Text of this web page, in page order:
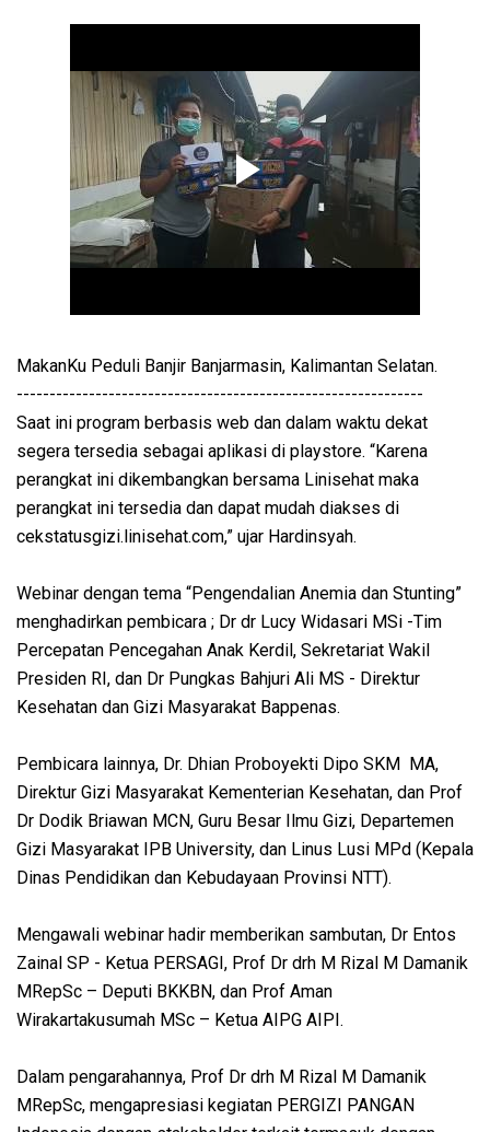
MakanKu Peduli Banjir Banjarmasin, Kalimantan Selatan.
--------------------------------------------------------------
Saat ini program berbasis web dan dalam waktu dekat
segera tersedia sebagai aplikasi di playstore. “Karena
perangkat ini dikembangkan bersama Linisehat maka
perangkat ini tersedia dan dapat mudah diakses di
cekstatusgizi.linisehat.com,” ujar Hardinsyah.
Webinar dengan tema “Pengendalian Anemia dan Stunting”
menghadirkan pembicara ; Dr dr Lucy Widasari MSi -Tim
Percepatan Pencegahan Anak Kerdil, Sekretariat Wakil
Presiden RI, dan Dr Pungkas Bahjuri Ali MS - Direktur
Kesehatan dan Gizi Masyarakat Bappenas.
Pembicara lainnya, Dr. Dhian Proboyekti Dipo SKM MA,
Direktur Gizi Masyarakat Kementerian Kesehatan, dan Prof
Dr Dodik Briawan MCN, Guru Besar Ilmu Gizi, Departemen
Gizi Masyarakat IPB University, dan Linus Lusi MPd (Kepala
Dinas Pendidikan dan Kebudayaan Provinsi NTT).
Mengawali webinar hadir memberikan sambutan, Dr Entos
Zainal SP - Ketua PERSAGI, Prof Dr drh M Rizal M Damanik
MRepSc – Deputi BKKBN, dan Prof Aman
Wirakartakusumah MSc – Ketua AIPG AIPI.
Dalam pengarahannya, Prof Dr drh M Rizal M Damanik
MRepSc, mengapresiasi kegiatan PERGIZI PANGAN